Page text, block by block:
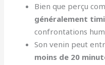
Bien que perçu
généralement
confrontations
Son venin peut
moins de 20